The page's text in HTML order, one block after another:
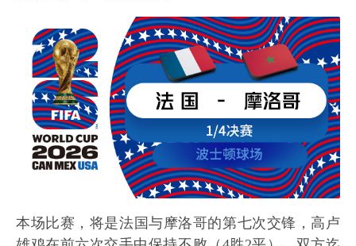
本场比赛，将是法国与摩洛哥的第七次交锋，高卢